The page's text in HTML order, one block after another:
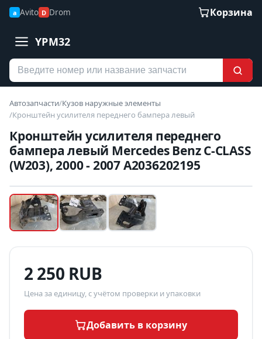
a Avito D Drom Корзина
YPM32
Автозапчасти/Кузов наружные элементы
/Кронштейн усилителя переднего бампера левый
Кронштейн усилителя переднего
бампера левый Mercedes Benz C-CLASS
(W203), 2000 - 2007 A2036202195
Б/У В НАЛИЧИИ
Наведите для увеличения
2 250 RUB
Цена за единицу, с учётом проверки и упаковки
Добавить в корзину